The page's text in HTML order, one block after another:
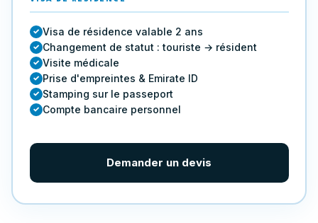
Visa de résidence valable 2 ans
Changement de statut : touriste → résident
Visite médicale
Prise d'empreintes & Emirate ID
Stamping sur le passeport
Compte bancaire personnel
Demander un devis